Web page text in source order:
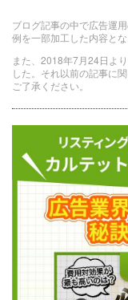
ブログ記事の中で広告運
例を一部加工した内容と
また、2018年7月24日よ
した。それ以前の記事に
ご了承ください。